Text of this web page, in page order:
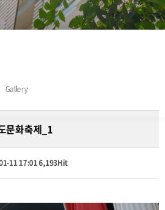
Gallery
문화축제_1
11 17:016,193Hit